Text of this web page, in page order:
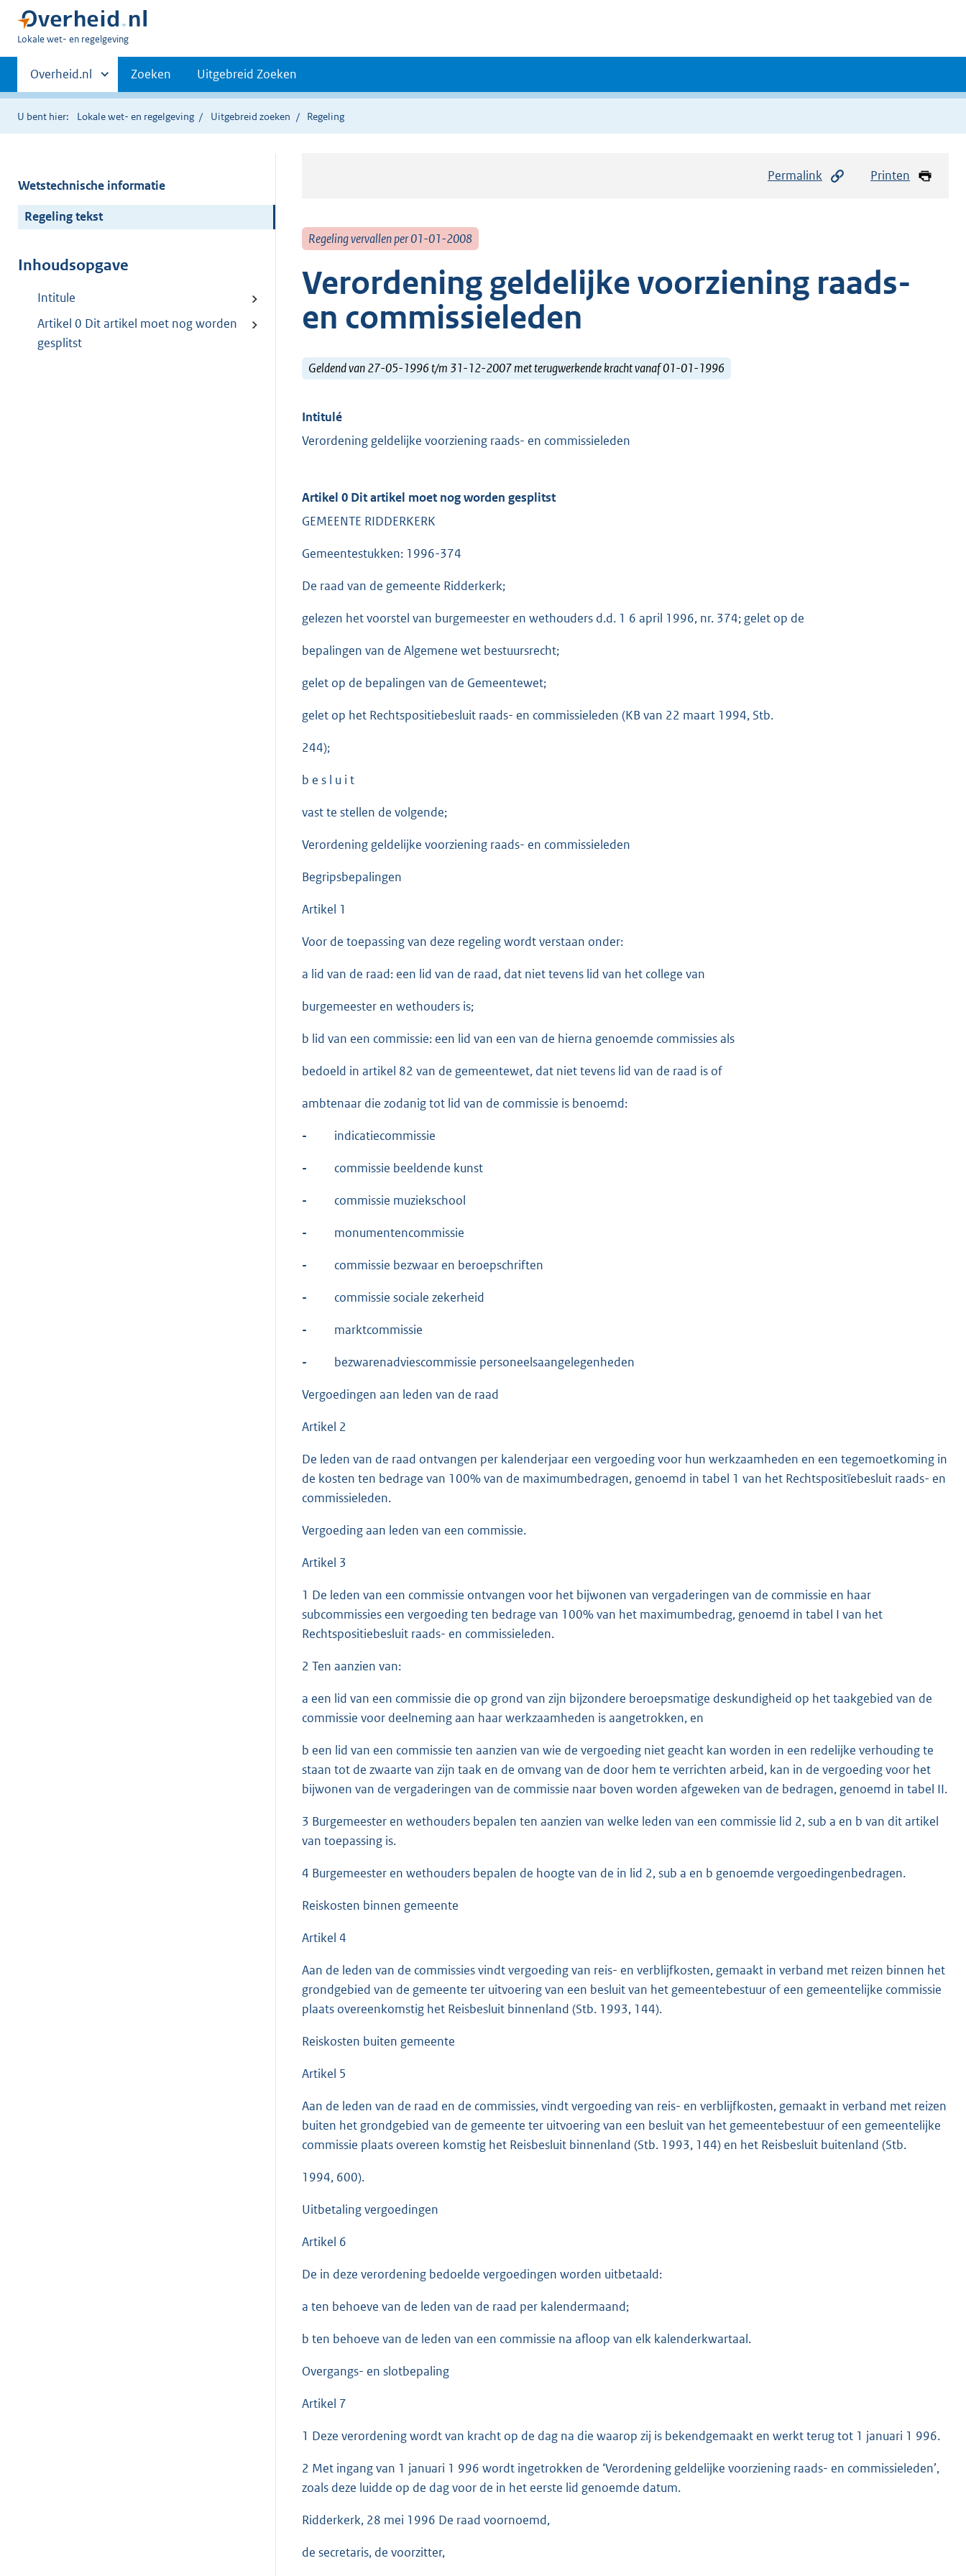
U
hier:
Lokale wet- en regelgeving
Primaire
navigatie
Andere
sites
binnen
Overheid.nl Zoeken Uitgebreid Zoeken
U bent hier: Lokale wet- en regelgeving Uitgebreid zoeken Regeling
Wetstechnische informatie
Regeling tekst
Inhoudsopgave
Intitule
Artikel 0 Dit artikel moet nog worden
gesplitst
Permalink Printen
Regeling vervallen per 01-01-2008
Verordening geldelijke voorziening raads-
en commissieleden
Geldend van 27-05-1996 t/m 31-12-2007 met terugwerkende kracht vanaf 01-01-1996
Intitulé
Verordening geldelijke voorziening raads- en commissieleden
Artikel 0 Dit artikel moet nog worden gesplitst
GEMEENTE RIDDERKERK
Gemeentestukken: 1996-374
De raad van de gemeente Ridderkerk;
gelezen het voorstel van burgemeester en wethouders d.d. 1 6 april 1996, nr. 374; gelet op de
bepalingen van de Algemene wet bestuursrecht;
gelet op de bepalingen van de Gemeentewet;
gelet op het Rechtspositiebesluit raads- en commissieleden (KB van 22 maart 1994, Stb.
244);
b e s l u i t
vast te stellen de volgende;
Verordening geldelijke voorziening raads- en commissieleden
Begripsbepalingen
Artikel 1
Voor de toepassing van deze regeling wordt verstaan onder:
a lid van de raad: een lid van de raad, dat niet tevens lid van het college van
burgemeester en wethouders is;
b lid van een commissie: een lid van een van de hierna genoemde commissies als
bedoeld in artikel 82 van de gemeentewet, dat niet tevens lid van de raad is of
ambtenaar die zodanig tot lid van de commissie is benoemd:
- indicatiecommissie
- commissie beeldende kunst
- commissie muziekschool
- monumentencommissie
- commissie bezwaar en beroepschriften
- commissie sociale zekerheid
- marktcommissie
- bezwarenadviescommissie personeelsaangelegenheden
Vergoedingen aan leden van de raad
Artikel 2
De leden van de raad ontvangen per kalenderjaar een vergoeding voor hun werkzaamheden en een tegemoetkoming in
de kosten ten bedrage van 100% van de maximumbedragen, genoemd in tabel 1 van het Rechtspositïebesluit raads- en
commissieleden.
Vergoeding aan leden van een commissie.
Artikel 3
1 De leden van een commissie ontvangen voor het bijwonen van vergaderingen van de commissie en haar
subcommissies een vergoeding ten bedrage van 100% van het maximumbedrag, genoemd in tabel I van het
Rechtspositiebesluit raads- en commissieleden.
2 Ten aanzien van:
a een lid van een commissie die op grond van zijn bijzondere beroepsmatige deskundigheid op het taakgebied van de
commissie voor deelneming aan haar werkzaamheden is aangetrokken, en
b een lid van een commissie ten aanzien van wie de vergoeding niet geacht kan worden in een redelijke verhouding te
staan tot de zwaarte van zijn taak en de omvang van de door hem te verrichten arbeid, kan in de vergoeding voor het
bijwonen van de vergaderingen van de commissie naar boven worden afgeweken van de bedragen, genoemd in tabel II.
3 Burgemeester en wethouders bepalen ten aanzien van welke leden van een commissie lid 2, sub a en b van dit artikel
van toepassing is.
4 Burgemeester en wethouders bepalen de hoogte van de in lid 2, sub a en b genoemde vergoedingenbedragen.
Reiskosten binnen gemeente
Artikel 4
Aan de leden van de commissies vindt vergoeding van reis- en verblijfkosten, gemaakt in verband met reizen binnen het
grondgebied van de gemeente ter uitvoering van een besluit van het gemeentebestuur of een gemeentelijke commissie
plaats overeenkomstig het Reisbesluit binnenland (Stb. 1993, 144).
Reiskosten buiten gemeente
Artikel 5
Aan de leden van de raad en de commissies, vindt vergoeding van reis- en verblijfkosten, gemaakt in verband met reizen
buiten het grondgebied van de gemeente ter uitvoering van een besluit van het gemeentebestuur of een gemeentelijke
commissie plaats overeen komstig het Reisbesluit binnenland (Stb. 1993, 144) en het Reisbesluit buitenland (Stb.
1994, 600).
Uitbetaling vergoedingen
Artikel 6
De in deze verordening bedoelde vergoedingen worden uitbetaald:
a ten behoeve van de leden van de raad per kalendermaand;
b ten behoeve van de leden van een commissie na afloop van elk kalenderkwartaal.
Overgangs- en slotbepaling
Artikel 7
1 Deze verordening wordt van kracht op de dag na die waarop zij is bekendgemaakt en werkt terug tot 1 januari 1 996.
2 Met ingang van 1 januari 1 996 wordt ingetrokken de ‘Verordening geldelijke voorziening raads- en commissieleden’,
zoals deze luidde op de dag voor de in het eerste lid genoemde datum.
Ridderkerk, 28 mei 1996 De raad voornoemd,
de secretaris, de voorzitter,